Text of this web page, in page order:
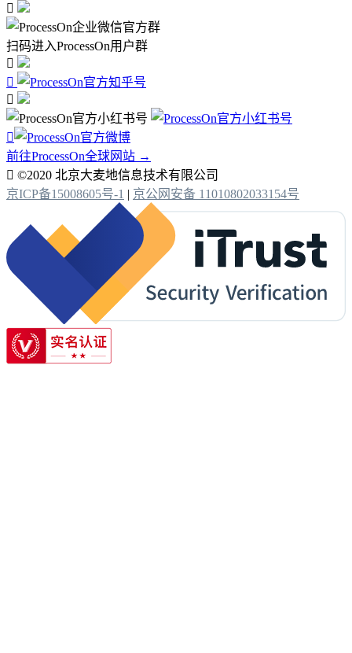

扫码进入ProcessOn用户群




前往ProcessOn全球网站 →
 ©2020 北京大麦地信息技术有限公司
京ICP备15008605号-1 | 京公网安备 11010802033154号